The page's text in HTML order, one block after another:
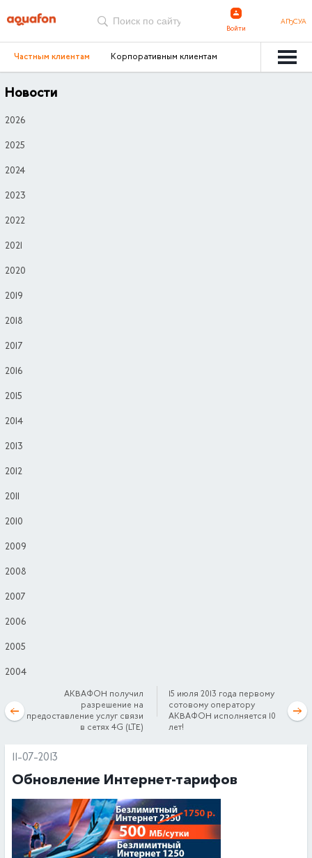
Войти
АҦСУА
Частным клиентам Корпоративным клиентам
Новости
2026
2025
2024
2023
2022
2021
2020
2019
2018
2017
2016
2015
2014
2013
2012
2011
2010
2009
2008
2007
2006
2005
2004
АКВАФОН получил
разрешение на
предоставление услуг связи
в сетях 4G (LTE)
15 июля 2013 года первому
сотовому оператору
АКВАФОН исполняется 10
лет!
11-07-2013
Обновление Интернет-тарифов